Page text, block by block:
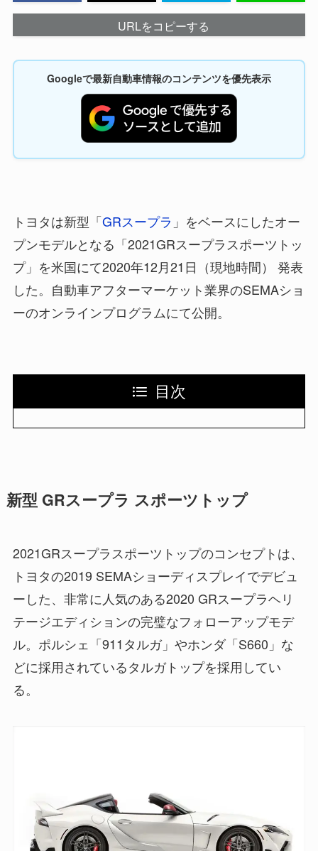
URLをコピーする
Googleで最新自動車情報のコンテンツを優先表示
トヨタは新型「GRスープラ 」をベースにしたオー
プンモデルとなる「2021GRスープラスポーツトッ
プ」を米国にて2020年12月21日（現地時間） 発表
した。自動車アフターマーケット業界のSEMAショ
ーのオンラインプログラムにて公開。
目次
新型 GRスープラ スポーツトップ
2021GRスープラスポーツトップのコンセプトは、
トヨタの2019 SEMAショーディスプレイでデビュ
ーした、非常に人気のある2020 GRスープラヘリ
テージエディションの完璧なフォローアップモデ
ル。ポルシェ「911タルガ」やホンダ「S660」な
どに採用されているタルガトップを採用してい
る。